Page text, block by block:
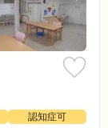
認知症可